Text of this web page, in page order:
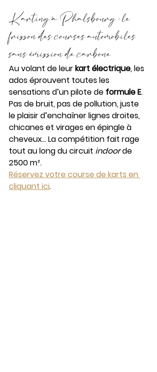
Karting à Phalsbourg : le
frisson des courses automobiles
sans émission de carbone
Au volant de leur kart électrique, les
ados éprouvent toutes les
sensations d’un pilote de formule E.
Pas de bruit, pas de pollution, juste
le plaisir d’enchaîner lignes droites,
chicanes et virages en épingle à
cheveux… La compétition fait rage
tout au long du circuit indoor de
2500 m².
Réservez votre course de karts en
cliquant ici.